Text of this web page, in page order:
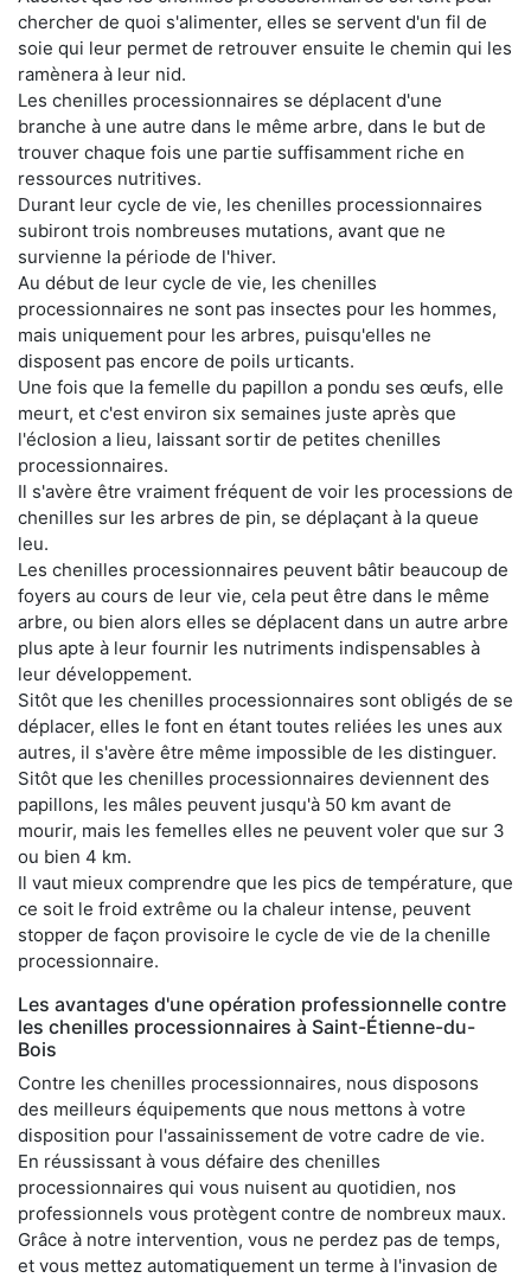
chercher de quoi s'alimenter, elles se servent d'un fil de
soie qui leur permet de retrouver ensuite le chemin qui les
ramènera à leur nid.
Les chenilles processionnaires se déplacent d'une
branche à une autre dans le même arbre, dans le but de
trouver chaque fois une partie suffisamment riche en
ressources nutritives.
Durant leur cycle de vie, les chenilles processionnaires
subiront trois nombreuses mutations, avant que ne
survienne la période de l'hiver.
Au début de leur cycle de vie, les chenilles
processionnaires ne sont pas insectes pour les hommes,
mais uniquement pour les arbres, puisqu'elles ne
disposent pas encore de poils urticants.
Une fois que la femelle du papillon a pondu ses œufs, elle
meurt, et c'est environ six semaines juste après que
l'éclosion a lieu, laissant sortir de petites chenilles
processionnaires.
Il s'avère être vraiment fréquent de voir les processions de
chenilles sur les arbres de pin, se déplaçant à la queue
leu.
Les chenilles processionnaires peuvent bâtir beaucoup de
foyers au cours de leur vie, cela peut être dans le même
arbre, ou bien alors elles se déplacent dans un autre arbre
plus apte à leur fournir les nutriments indispensables à
leur développement.
Sitôt que les chenilles processionnaires sont obligés de se
déplacer, elles le font en étant toutes reliées les unes aux
autres, il s'avère être même impossible de les distinguer.
Sitôt que les chenilles processionnaires deviennent des
papillons, les mâles peuvent jusqu'à 50 km avant de
mourir, mais les femelles elles ne peuvent voler que sur 3
ou bien 4 km.
Il vaut mieux comprendre que les pics de température, que
ce soit le froid extrême ou la chaleur intense, peuvent
stopper de façon provisoire le cycle de vie de la chenille
processionnaire.
Les avantages d'une opération professionnelle contre
les chenilles processionnaires à Saint-Étienne-du-
Bois
Contre les chenilles processionnaires, nous disposons
des meilleurs équipements que nous mettons à votre
disposition pour l'assainissement de votre cadre de vie.
En réussissant à vous défaire des chenilles
processionnaires qui vous nuisent au quotidien, nos
professionnels vous protègent contre de nombreux maux.
Grâce à notre intervention, vous ne perdez pas de temps,
et vous mettez automatiquement un terme à l'invasion de